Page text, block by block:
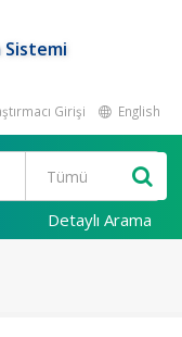
Girişi English
Detaylı Arama